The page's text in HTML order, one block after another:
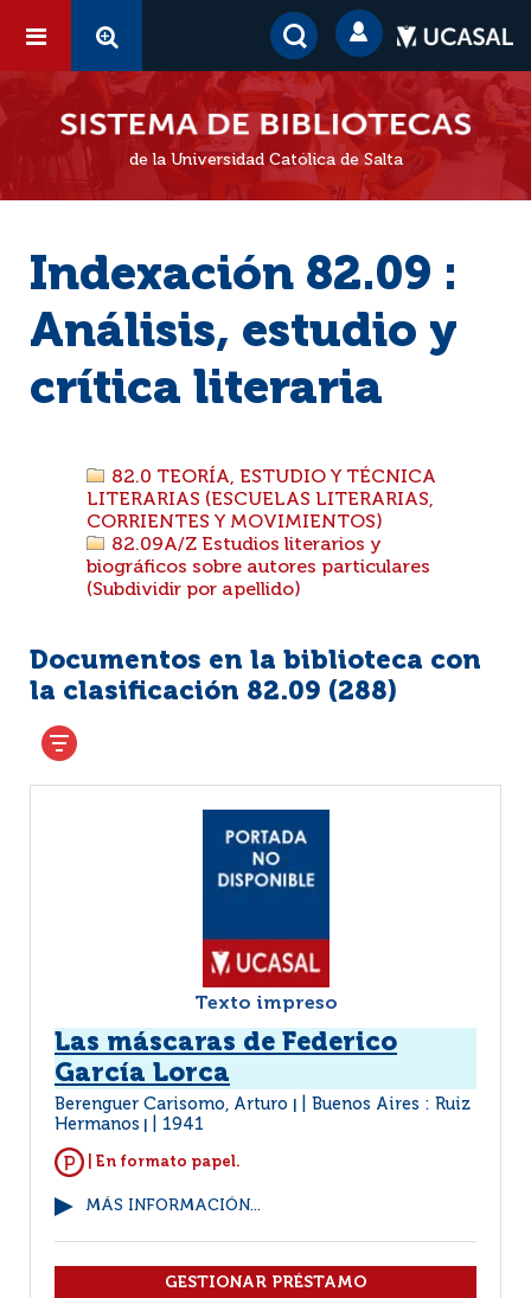
de la Universidad Católica de Salta
Indexación 82.09 :
Análisis, estudio y
crítica literaria
82.0 TEORÍA, ESTUDIO Y TÉCNICA
LITERARIAS (ESCUELAS LITERARIAS,
CORRIENTES Y MOVIMIENTOS)
82.09A/Z Estudios literarios y
biográficos sobre autores particulares
(Subdividir por apellido)
Documentos en la biblioteca con
la clasificación 82.09 (288)
Texto impreso
Las máscaras de Federico
García Lorca
Berenguer Carisomo, Arturo
Buenos Aires : Ruiz
Hermanos
1941
| En formato papel.
MÁS INFORMACIÓN...